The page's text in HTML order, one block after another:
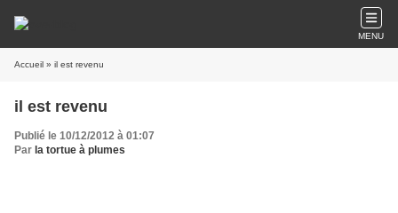
MENU
Accueil » il est revenu
il est revenu
Publié le 10/12/2012 à 01:07
Par la tortue à plumes